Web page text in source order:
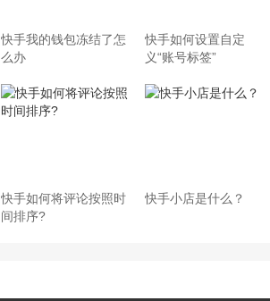
快手我的钱包冻结了怎
么办
快手如何设置自定
义“账号标签”
快手如何将评论按照时
间排序?
快手小店是什么？